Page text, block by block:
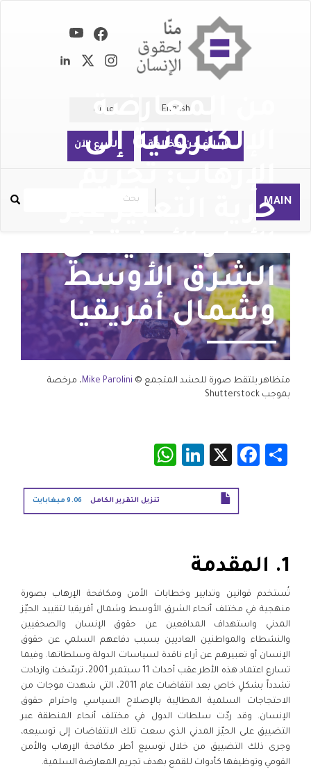
English عربية
الإبلاغ عن مخالفة التبرع الآن
MAIN
Rechercher
بحث
من المعارضة
الإلكترونية إلى
الإرهاب: تجريم
حرية التعبير عبر
الأطر الأمنية في
الشرق الأوسط
وشمال أفريقيا
متظاهر يلتقط صورة للحشد المتجمع © Mike Parolini، مرخصة
بموجب Shutterstock
Share
Facebook
X
LinkedIn
تنزيل التقرير الكامل 9.06 ميغابايت
1. المقدمة
تُستخدم قوانين وتدابير وخطابات الأمن ومكافحة الإرهاب بصورة
منهجية في مختلف أنحاء الشرق الأوسط وشمال أفريقيا لتقييد الحيّز
المدني واستهداف المدافعين عن حقوق الإنسان والصحفيين
والنشطاء والمواطنين العاديين بسبب دفاعهم السلمي عن حقوق
الإنسان أو تعبيرهم عن آراء ناقدة لسياسات الدولة وسلطاتها. وفيما
تسارع اعتماد هذه الأطر عقب أحداث 11 سبتمبر 2001، ترسّخت وازدادت
تشدداً بشكلٍ خاص بعد انتفاضات عام 2011، التي شهدت موجات من
الاحتجاجات السلمية المطالِبة بالإصلاح السياسي واحترام حقوق
الإنسان. وقد ردّت سلطات الدول في مختلف أنحاء المنطقة عبر
التضييق على الحيّز المدني الذي سعت تلك الانتفاضات إلى توسيعه،
وجرى ذلك التضييق من خلال توسيع أطر مكافحة الإرهاب والأمن
القومي وتوظيفها كأدوات للقمع بهدف تجريم المعارضة السلمية.